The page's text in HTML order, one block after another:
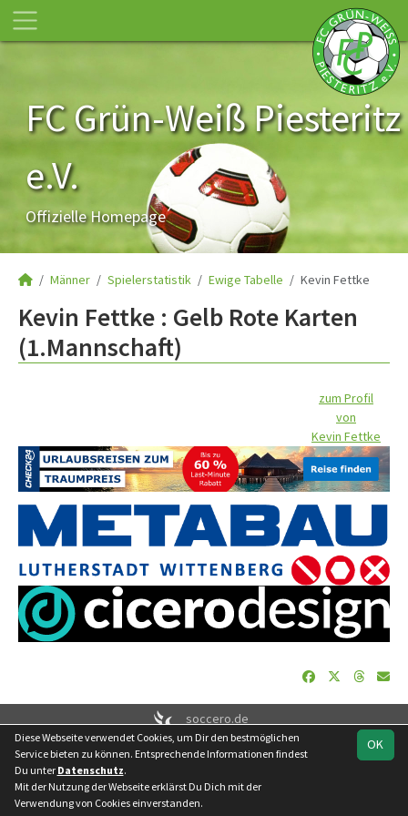
FC Grün-Weiß Piesteritz
e.V.
Offizielle Homepage
Männer Spielerstatistik Ewige Tabelle Kevin Fettke
Kevin Fettke : Gelb Rote Karten
(1.Mannschaft)
zum Profil
von
Kevin Fettke
soccero.de
© 2006 - 2026
Besucherstatistik Geburtstage Impressum
Datenschutz
Kontakt
OK
Diese Webseite verwendet Cookies, um Dir den bestmöglichen
Service bieten zu können. Entsprechende Informationen findest
Du unter Datenschutz.
Mit der Nutzung der Webseite erklärst Du Dich mit der
Verwendung von Cookies einverstanden.